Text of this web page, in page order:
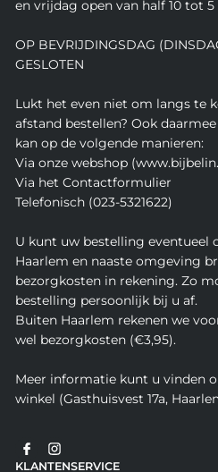
en vrijdag open van half 10 tot 5
OP BEVRIJDINGSDAG
GESLOTEN
Lukt het even niet om langs te
afstand bestellen? Ook
kan op de volgende manieren:
Via onze webshop
Via het Contactformulier
Telefonisch (023-5321622)
U kunt uw bestelling eventueel
Haarlem en naaste omgeving
bezorgkosten in rekening. Zo
bestelling persoonlijk bij u af.
Buiten Haarlem rekenen we
wel bezorgkosten (€3,95).
Meer informatie kunt u vinden
winkel (Gasthuisvest 17a,
KLANTENSERVICE